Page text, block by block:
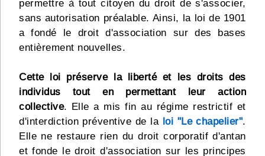
permettre à tout citoyen du droit de s'associer,
sans autorisation préalable. Ainsi, la loi de 1901
a fondé le droit d'association sur des bases
entièrement nouvelles.
Cette loi préserve la liberté et les droits des
individus tout en permettant leur action
collective. Elle a mis fin au régime restrictif et
d'interdiction préventive de la loi "Le chapelier".
Elle ne restaure rien du droit corporatif d'antan
et fonde le droit d'association sur les principes